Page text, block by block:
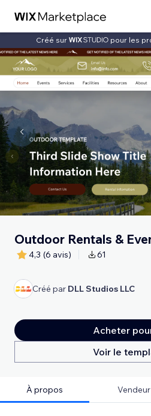
Créé sur pour les
Outdoor Rentals &
4,3 (6 avis) 61
Créé par DLL Studios LLC
Acheter
Voir le
À propos Vendeur